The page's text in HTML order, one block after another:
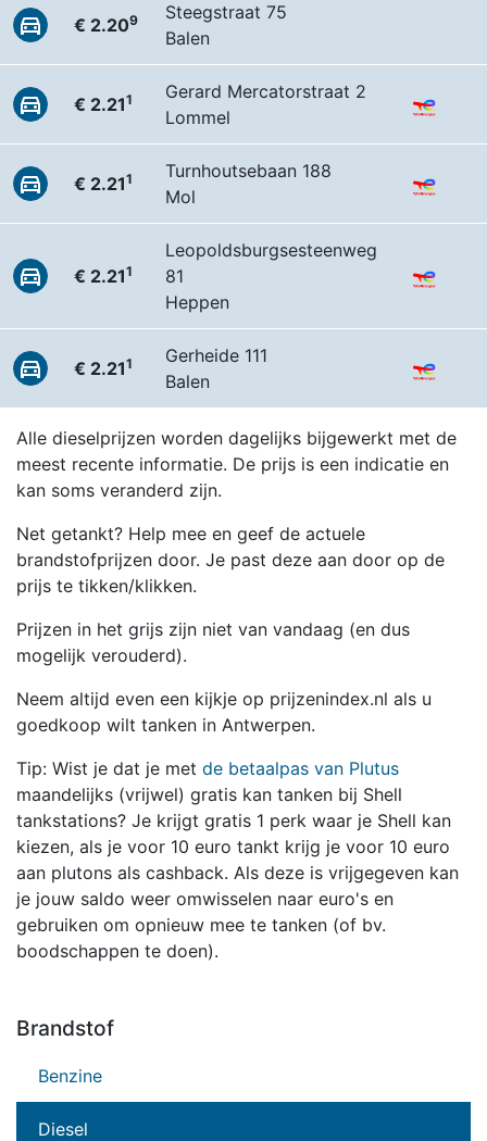
€ 2.209
Steegstraat 75
Balen
€ 2.211
Gerard Mercatorstraat 2
Lommel
€ 2.211
Turnhoutsebaan 188
Mol
€ 2.211
Leopoldsburgsesteenweg
81
Heppen
€ 2.211
Gerheide 111
Balen
Alle dieselprijzen worden dagelijks bijgewerkt met de
meest recente informatie. De prijs is een indicatie en
kan soms veranderd zijn.
Net getankt? Help mee en geef de actuele
brandstofprijzen door. Je past deze aan door op de
prijs te tikken/klikken.
Prijzen in het grijs zijn niet van vandaag (en dus
mogelijk verouderd).
Neem altijd even een kijkje op prijzenindex.nl als u
goedkoop wilt tanken in Antwerpen.
Tip: Wist je dat je met de betaalpas van Plutus
maandelijks (vrijwel) gratis kan tanken bij Shell
tankstations? Je krijgt gratis 1 perk waar je Shell kan
kiezen, als je voor 10 euro tankt krijg je voor 10 euro
aan plutons als cashback. Als deze is vrijgegeven kan
je jouw saldo weer omwisselen naar euro's en
gebruiken om opnieuw mee te tanken (of bv.
boodschappen te doen).
Brandstof
Benzine
Diesel